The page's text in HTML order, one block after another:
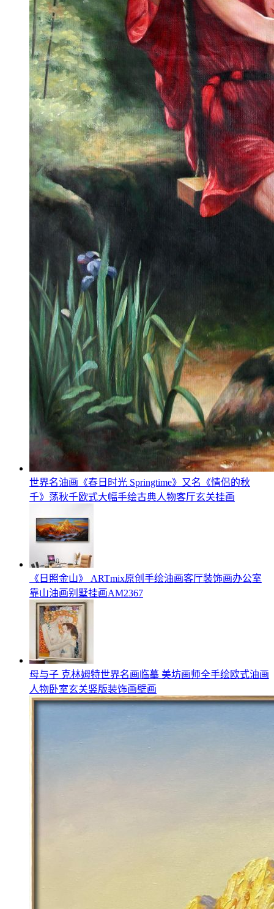
世界名油画《春日时光 Springtime》又名《情侣的秋
千》荡秋千欧式大幅手绘古典人物客厅玄关挂画
《日照金山》 ARTmix原创手绘油画客厅装饰画办公室
靠山油画别墅挂画AM2367
母与子 克林姆特世界名画临摹 美坊画师全手绘欧式油画
人物卧室玄关竖版装饰画壁画